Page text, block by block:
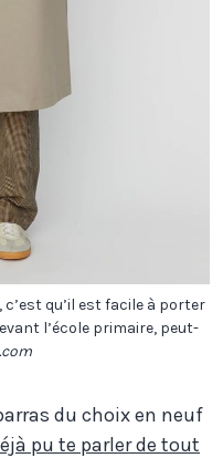
c’est qu’il est facile à porter
l’école primaire, peut-
du choix en neuf
pu te parler de tout